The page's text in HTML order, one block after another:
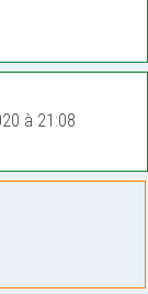
à 21:08